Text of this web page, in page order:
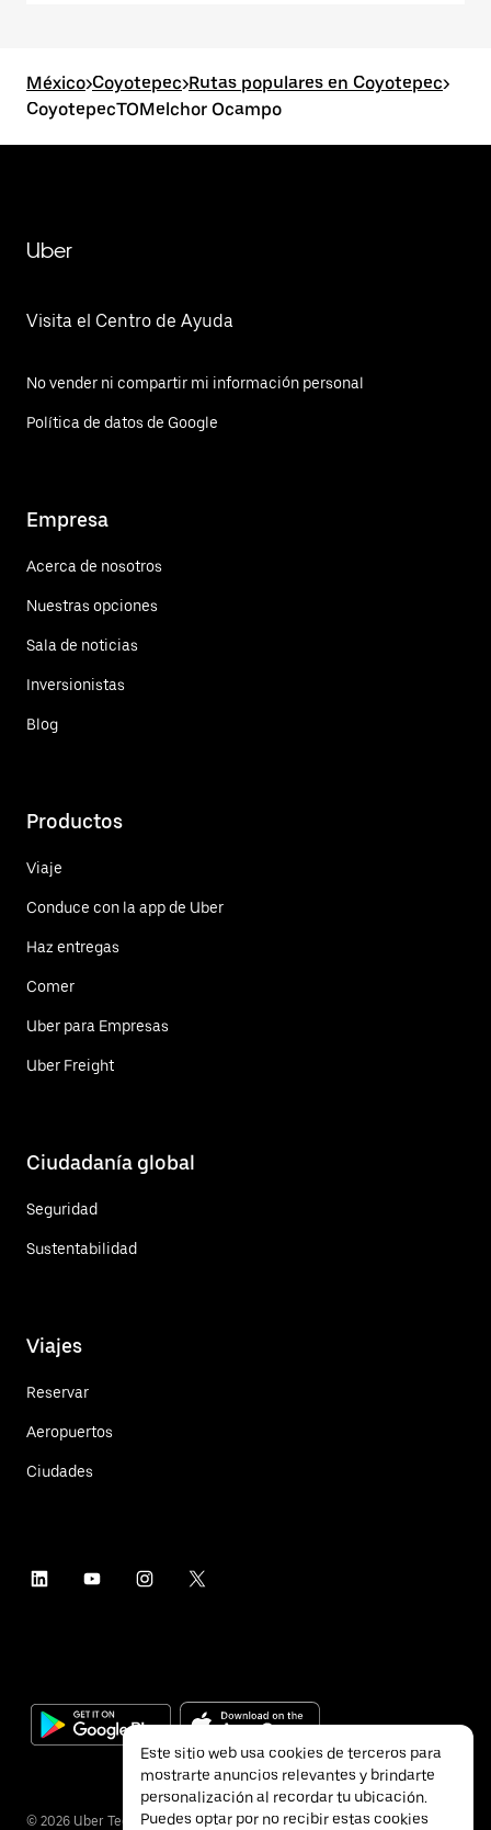
México>Coyotepec>Rutas populares en Coyotepec>
CoyotepecTOMelchor Ocampo
Uber
Visita el Centro de Ayuda
No vender ni compartir mi información personal
Política de datos de Google
Empresa
Acerca de nosotros
Nuestras opciones
Sala de noticias
Inversionistas
Blog
Productos
Viaje
Conduce con la app de Uber
Haz entregas
Comer
Uber para Empresas
Uber Freight
Ciudadanía global
Seguridad
Sustentabilidad
Viajes
Reservar
Aeropuertos
Ciudades
© 2026 Uber Technologies Inc.
Este sitio web usa cookies de terceros para
mostrarte anuncios relevantes y brindarte
personalización al recordar tu ubicación.
Puedes optar por no recibir estas cookies